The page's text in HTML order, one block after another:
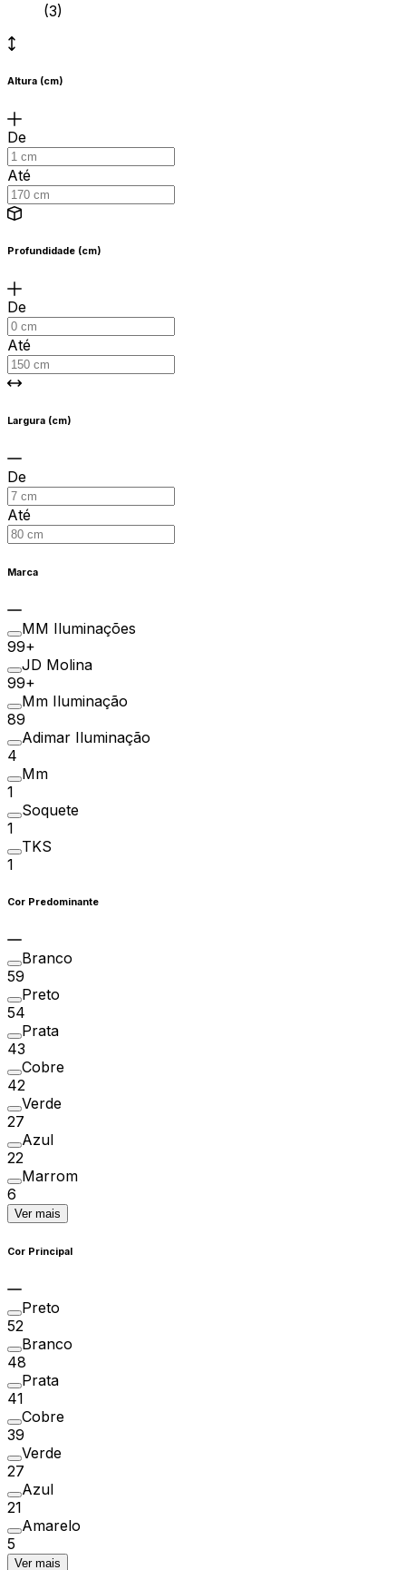
(3)
Altura (cm)
De
Até
Profundidade (cm)
De
Até
Largura (cm)
De
Até
Marca
MM Iluminações
99+
JD Molina
99+
Mm Iluminação
89
Adimar Iluminação
4
Mm
1
Soquete
1
TKS
1
Cor Predominante
Branco
59
Preto
54
Prata
43
Cobre
42
Verde
27
Azul
22
Marrom
6
Ver mais
Cor Principal
Preto
52
Branco
48
Prata
41
Cobre
39
Verde
27
Azul
21
Amarelo
5
Ver mais